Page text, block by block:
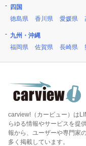
四国
徳島県
香川県 愛媛県
九州・沖縄
福岡県
佐賀県 長崎県
carview!（カービュー）は
らゆる情報やサービスを提
報から、ユーザーや専門家
多く掲載しています。